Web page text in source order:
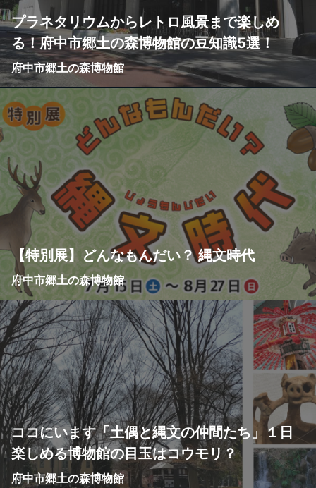
プラネタリウムからレトロ風景まで楽しめ
る！府中市郷土の森博物館の豆知識5選！
府中市郷土の森博物館
【特別展】どんなもんだい？ 縄文時代
府中市郷土の森博物館
ココにいます「土偶と縄文の仲間たち」１日
楽しめる博物館の目玉はコウモリ？
府中市郷土の森博物館